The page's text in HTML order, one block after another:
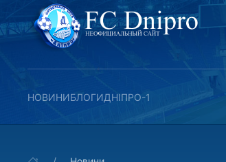
НОВИНИБЛОГИДНІПРО-1